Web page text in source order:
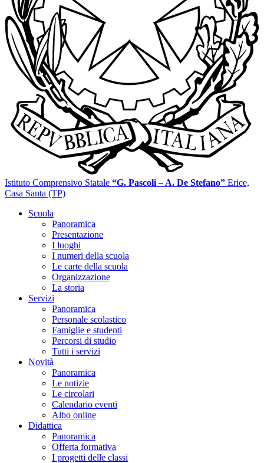
Istituto Comprensivo Statale “G. Pascoli – A. De Stefano” Erice,
Casa Santa (TP)
Scuola
Panoramica
Presentazione
I luoghi
I numeri della scuola
Le carte della scuola
Organizzazione
La storia
Servizi
Panoramica
Personale scolastico
Famiglie e studenti
Percorsi di studio
Tutti i servizi
Novità
Panoramica
Le notizie
Le circolari
Calendario eventi
Albo online
Didattica
Panoramica
Offerta formativa
I progetti delle classi